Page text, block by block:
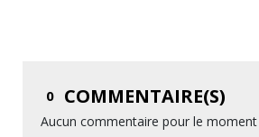
0 COMMENTAIRE(S)
Aucun commentaire pour le moment